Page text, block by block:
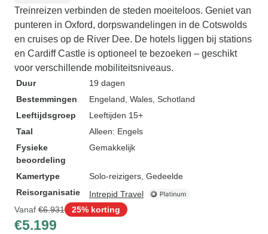
Treinreizen verbinden de steden moeiteloos. Geniet van
punteren in Oxford, dorpswandelingen in de Cotswolds
en cruises op de River Dee. De hotels liggen bij stations
en Cardiff Castle is optioneel te bezoeken – geschikt
voor verschillende mobiliteitsniveaus.
Duur
19 dagen
Bestemmingen
Engeland , Wales , Schotland
Leeftijdsgroep
Leeftijden 15+
Taal
Alleen: Engels
Fysieke
beoordeling
Gemakkelijk
Kamertype
Solo-reizigers, Gedeelde
Reisorganisatie
Intrepid Travel
Vanaf €6.931 25% korting
€5.199